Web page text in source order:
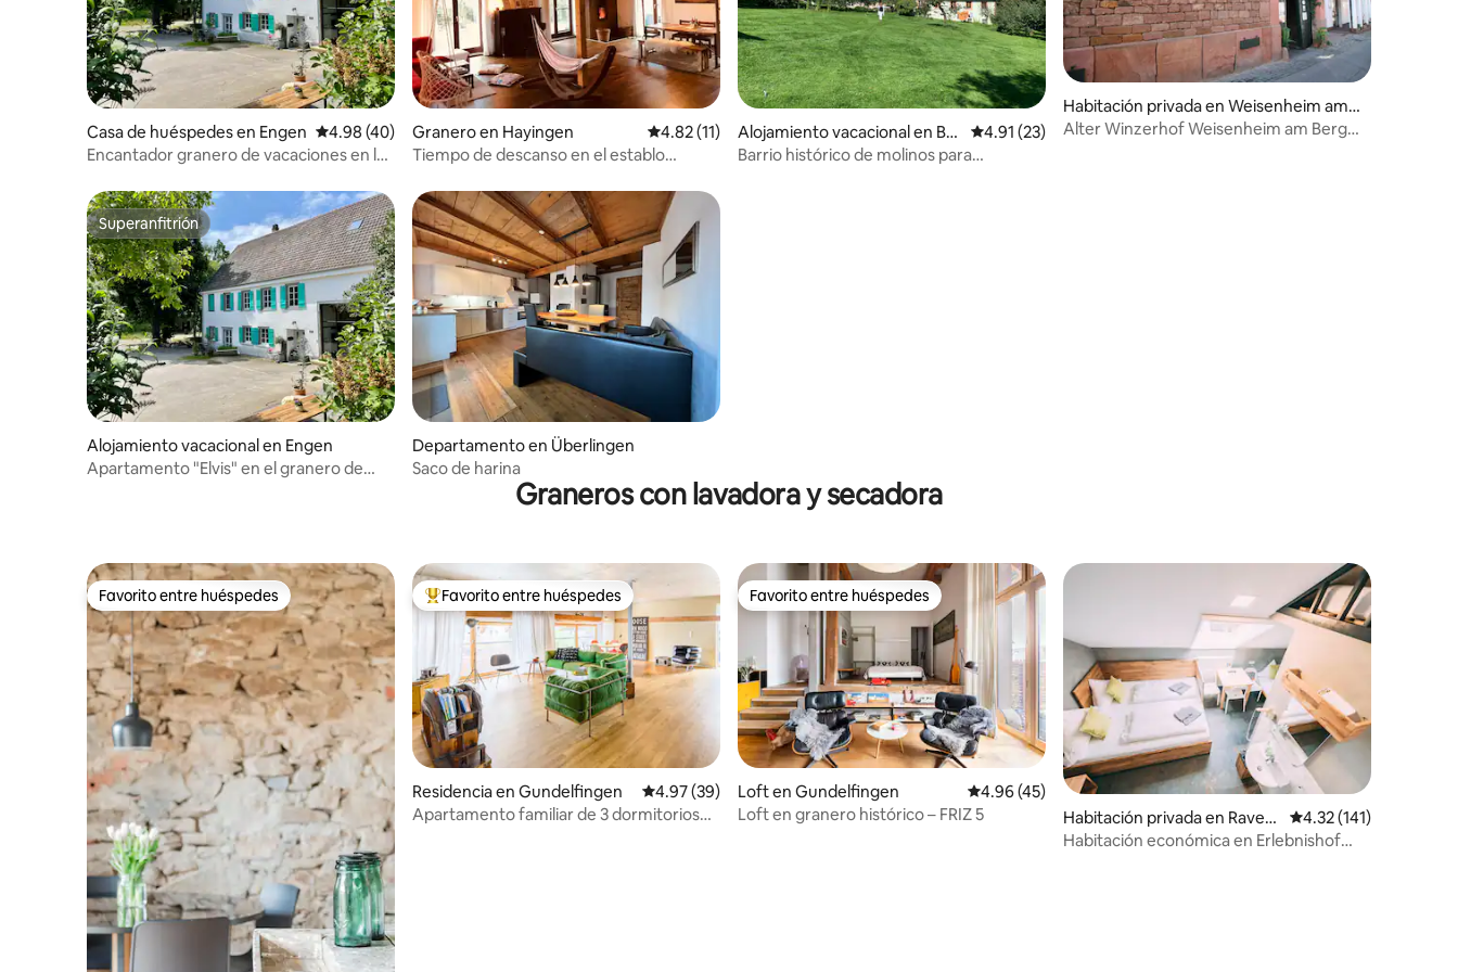
Casa de huéspedes en Engen Calificación promedio: 4.98 de 5; 40 evaluaciones
4.98 (40)
Encantador granero de vacaciones en la
Granero en Hayingen Calificación promedio: 4.82 de 5; 11 evaluaciones
4.82 (11)
Tiempo de descanso en el establo
Alojamiento vacacional en Bu
chen
Calificación promedio: 4.91 de 5; 23 evaluaciones
4.91 (23)
Barrio histórico de molinos para
Habitación privada en Weisenheim am B
erg
Alter Winzerhof Weisenheim am Berg
Superanfitrión
Superanfitrión
Alojamiento vacacional en Engen
Apartamento "Elvis" en el granero de
Departamento en Überlingen
Saco de harina
Graneros con lavadora y secadora
Favorito entre huéspedes
Favorito entre huéspedes De los mejores en Favorito entre huéspedes
Favorito entre huéspedes
Residencia en Gundelfingen Calificación promedio: 4.97 de 5; 39 evaluaciones
4.97 (39)
Apartamento familiar de 3 dormitorios
Favorito entre huéspedes
Favorito entre huéspedes
Loft en Gundelfingen Calificación promedio: 4.96 de 5; 45 evaluaciones
4.96 (45)
Loft en granero histórico – FRIZ 5
Habitación privada en Raven
sburg
Calificación promedio:
4.32 (141)
Habitación económica en Erlebnishof